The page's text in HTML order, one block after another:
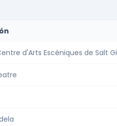
d'Arts Escèniques de Salt